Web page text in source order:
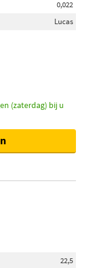
0,022
Lucas
(zaterdag) bij u
22,5